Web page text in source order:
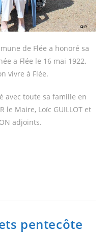
de Flée a honoré sa
a Flée le 16 mai 1922,
vivre à Flée.
avec toute sa famille en
le Maire, Loïc GUILLOT et
adjoints.
pentecôte